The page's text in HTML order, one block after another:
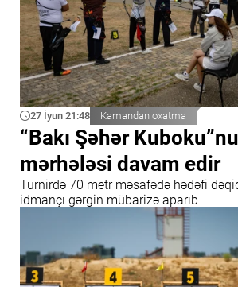
27 İyun 21:48 Kamandan oxatma
“Bakı Şəhər
mərhələsi davam edir
Turnirdə 70 metr məsafədə hədəfi
idmançı gərgin mübarizə aparıb